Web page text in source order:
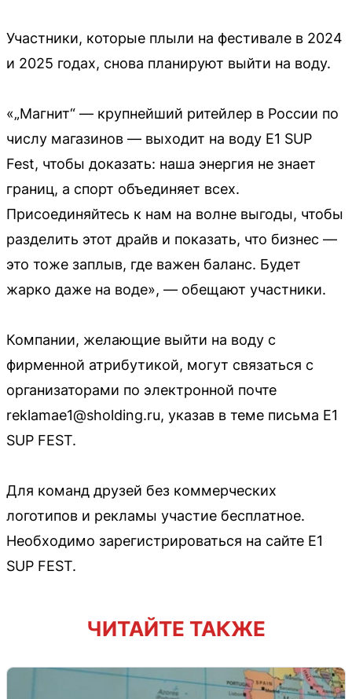
Участники, которые плыли на фестивале в 2024
и 2025 годах, снова планируют выйти на воду.
«„Магнит“ — крупнейший ритейлер в России по
числу магазинов — выходит на воду E1 SUP
Fest, чтобы доказать: наша энергия не знает
границ, а спорт объединяет всех.
Присоединяйтесь к нам на волне выгоды, чтобы
разделить этот драйв и показать, что бизнес —
это тоже заплыв, где важен баланс. Будет
жарко даже на воде», — обещают участники.
Компании, желающие выйти на воду с
фирменной атрибутикой, могут связаться с
организаторами по электронной почте
reklamae1@sholding.ru, указав в теме письма E1
SUP FEST.
Для команд друзей без коммерческих
логотипов и рекламы участие бесплатное.
Необходимо зарегистрироваться на сайте E1
SUP FEST.
ЧИТАЙТЕ ТАКЖЕ